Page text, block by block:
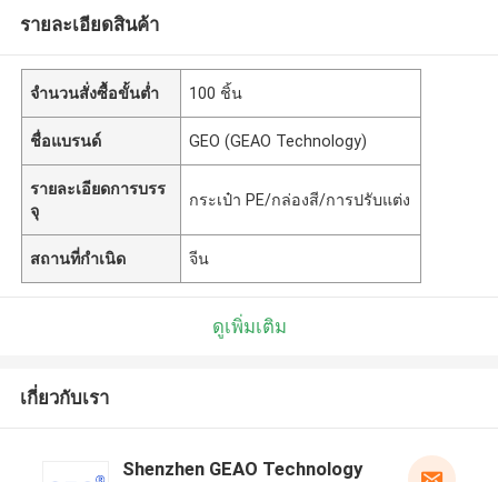
รายละเอียดสินค้า
จำนวนสั่งซื้อขั้นต่ำ 100 ชิ้น
ชื่อแบรนด์ GEO (GEAO Technology)
รายละเอียดการบรร
จุ
กระเป๋า PE/กล่องสี/การปรับแต่ง
สถานที่กำเนิด จีน
ดูเพิ่มเติม
เกี่ยวกับเรา
Shenzhen GEAO Technology